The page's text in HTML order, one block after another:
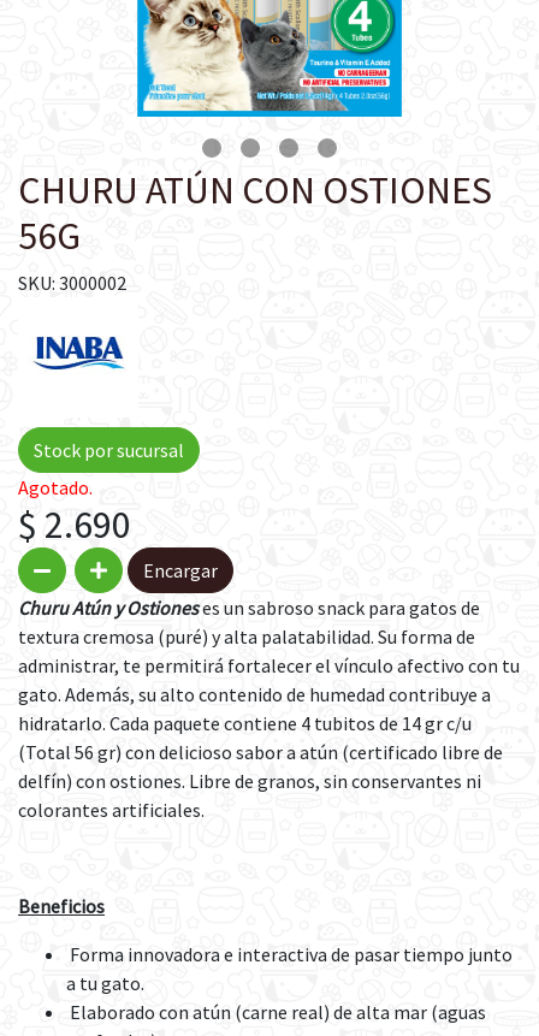
CHURU ATÚN CON OSTIONES
56G
SKU: 3000002
Stock por sucursal
Agotado.
$ 2.690
Encargar
Churu Atún y Ostioneses un sabroso snack para gatos de
textura cremosa (puré) y alta palatabilidad. Su forma de
administrar, te permitirá fortalecer el vínculo afectivo con tu
gato. Además, su alto contenido de humedad contribuye a
hidratarlo. Cada paquete contiene 4 tubitos de 14 gr c/u
(Total 56 gr) con delicioso sabor a atún (certificado libre de
delfín) con ostiones. Libre de granos, sin conservantes ni
colorantes artificiales.
Beneficios
Forma innovadora e interactiva de pasar tiempo junto
a tu gato.
Elaborado con atún (carne real) de alta mar (aguas